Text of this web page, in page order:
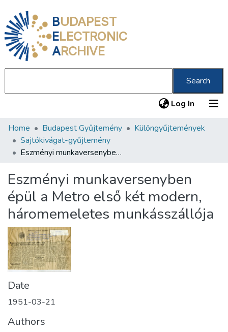
BUDAPEST
ELECTRONIC
ARCHIVE
Search
Log In (current)
Communities & Collections
All of DSpace
About us
Home Budapest Gyűjtemény
Különgyűjtemények
Sajtókivágat-gyűjtemény
Eszményi munkaversenyben épül a Metro első két modern, háromemeletes munkásszállója
Eszményi munkaversenyben
épül a Metro első két modern,
háromemeletes munkásszállója
Date
1951-03-21
Authors